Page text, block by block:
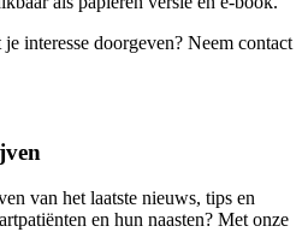
interesse doorgeven? Neem contact
van het laatste nieuws, tips en
en hun naasten? Met onze